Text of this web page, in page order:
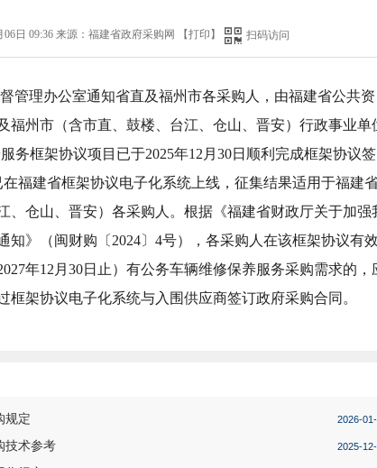
06日 09:36来源： 福建省政府采购网 【打印 】 扫码访问
管理办公室通知省直及福州市各采购人， 由福建省公共资
福州市（含市直、鼓楼、台江、仓山、晋安）行政事业单
务框架协议项目已于2025年12月30日顺利完成框架协议签
福建省框架协议电子化系统上线，征集结果适用于福建
、仓山、晋安）各采购人。根据《福建省财政厅关于加强
知》（闽财购〔2024〕4号），各采购人在该框架协议有效
年12月30日止）有公务车辆维修保养服务采购需求的，
框架协议电子化系统与入围供应商签订政府采购合同。
规定 2026-
技术参考 2025-